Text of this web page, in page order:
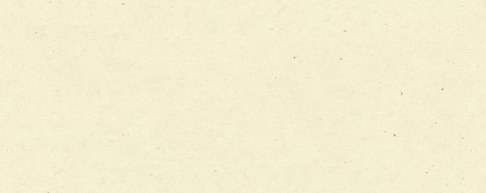
チーム13【非がんに対する緩和ケアチーム】